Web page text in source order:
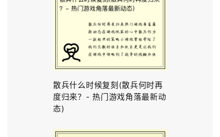
散兵什么时候复刻(散兵何时再
度归来？- 热门游戏角落最新动
态)